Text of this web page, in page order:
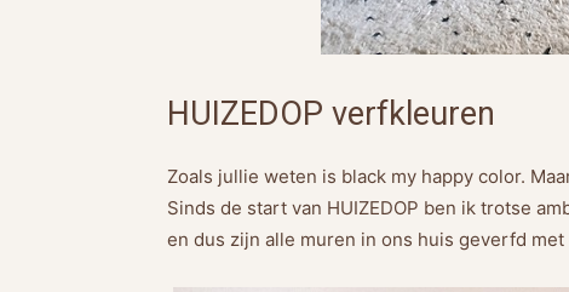
HUIZEDOP verfkleuren
Zoals jullie weten is black my happy color.
Sinds de start van HUIZEDOP ben ik trotse
en dus zijn alle muren in ons huis geverfd